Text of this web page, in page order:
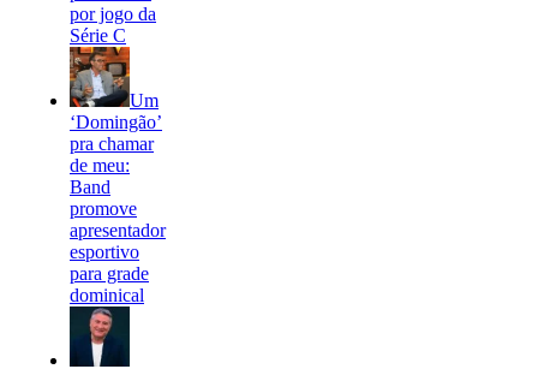
por jogo da
Série C
Um
‘Domingão’
pra chamar
de meu:
Band
promove
apresentador
esportivo
para grade
dominical